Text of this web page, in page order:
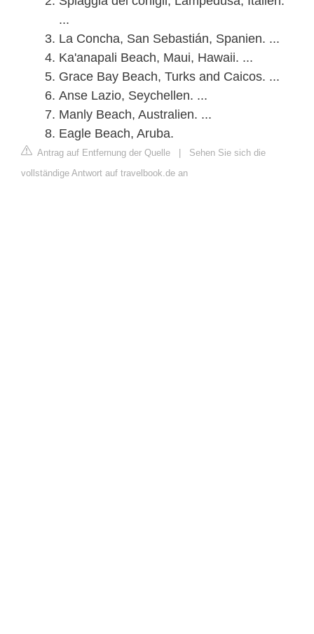
...
La Concha, San Sebastián, Spanien. ...
Ka'anapali Beach, Maui, Hawaii. ...
Grace Bay Beach, Turks and Caicos. ...
Anse Lazio, Seychellen. ...
Manly Beach, Australien. ...
Eagle Beach, Aruba.
Antrag auf Entfernung der Quelle | Sehen Sie sich die
vollständige Antwort auf travelbook.de an